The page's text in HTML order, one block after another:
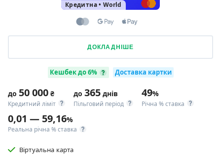
Кредитна• World
ДОКЛАДНІШЕ
Кешбек до 6% Доставка картки
до 50 000 ₴
Кредитний ліміт
до 365 днів
Пільговий період
49%
Річна % ставка
0,01 — 59,16%
Реальна річна % ставка
Віртуальна карта